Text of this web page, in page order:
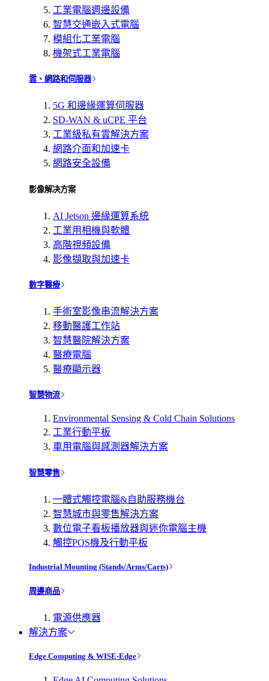
工業電腦週邊設備
智慧交通嵌入式電腦
模組化工業電腦
機架式工業電腦
雲、網路和伺服器
5G 和邊緣運算伺服器
SD-WAN & uCPE 平台
工業級私有雲解決方案
網路介面和加速卡
網路安全設備
影像解决方案
AI Jetson 邊緣運算系統
工業用相機與軟體
高階視頻設備
影像擷取與加速卡
數字醫療
手術室影像串流解決方案
移動醫護工作站
智慧醫院解決方案
醫療電腦
醫療顯示器
智慧物流
Environmental Sensing & Cold Chain Solutions
工業行動平板
車用電腦與感測器解決方案
智慧零售
一體式觸控電腦&自助服務機台
智慧城市與零售解決方案
數位電子看板播放器與迷你電腦主機
觸控POS機及行動平板
Industrial Mounting (Stands/Arms/Carts)
周邊商品
電源供應器
解決方案
Edge Computing & WISE-Edge